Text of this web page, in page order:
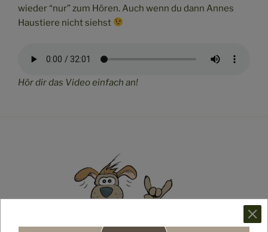
wieder “nur” zum Hören. Auch wenn du dann Annes
Haustiere nicht siehst
Hör dir das Video einfach an!